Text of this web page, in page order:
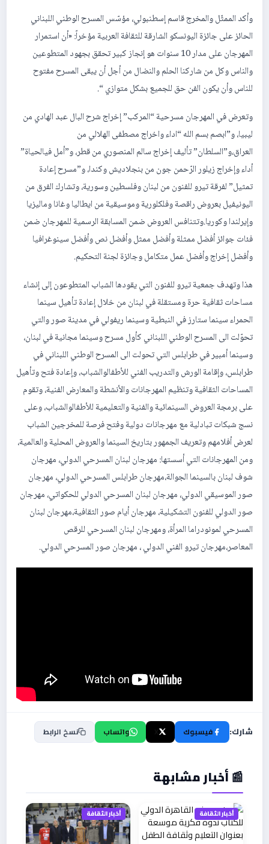
وأكد الممثّل والمخرج قاسم إسطنبولي، مؤسّس المسرح الوطني اللبناني
الحائز على جائزة اليونسكو الشارقة للثقافة العربية مؤخراً: «أن استمرار
المهرجان على مدار 10 سنوات هو إنجاز كبير تحقق بجهود المتطوعين
والناس وكل من شاركنا الحلم والنضال من أجل أن يبقى المسرح مفتوح
للناس وأن يكون الفن حق للجميع بشكل متوازي “.
وتعرض في المهرجان مسرحية “المركب” إخراج شرح البال عبد الهادي من
ليبيا، و”ابصم بسم الله “اداء واخراج مصطفى الهلالي من
العراق،و”السلطان” تأليف إخراج سالم المنصوري من قطر، و”أمل فيالحياة”
أداء وإخراج زيلور الرّحمن جون من بنجلاديش وكندا، و”مسرح إعادة
تمثيل” لفرقة تيرو للفنون من لبنان وفلسطين وسورية، وتشارك الفرق من
اليونيفيل بعروض راقصة وفلكلورية وموسيقية من ايطاليا وغانا وماليزيا
وإيرلندا وكوريا.وتتنافس العروض ضمن المسابقة الرسمية للمهرجان ضمن
فئات جوائز أفضل ممثلة وأفضل ممثل وأفضل نص وأفضل سينوغرافيا
وأفضل إخراج وأفضل عمل متكامل وجائزة لجنة التحكيم.
هذا وتهدف جمعية تيرو للفنون التي يقودها الشباب المتطوعون إلى إنشاء
مساحات ثقافية حرة ومستقلة في لبنان من خلال إعادة تأهيل سينما
الحمراء سينما ستارز في النبطية وسينما ريفولي في مدينة صور والتي
تحوّلت الى المسرح الوطني اللبناني كأول مسرح وسينما مجانية في لبنان،
وسينما أمبير في طرابلس التي تحولت الى المسرح الوطني اللبناني في
طرابلس، وإقامة الورش والتدريب الفني للأطفالوالشباب، وإعادة فتح وتأهيل
المساحات الثقافية وتنظيم المهرجانات والأنشطة والمعارض الفنية، وتقوم
على برمجة العروض السينمائية والفنية والتعليمية للأطفالوالشباب، وعلى
نسج شبكات تبادلية مع مهرجانات دولية وفتح فرصة للمخرجين الشباب
لعرض أفلامهم وتعريف الجمهور بتاريخ السينما والعروض المحلية والعالمية،
ومن المهرجانات التي أسستها: مهرجان لبنان المسرحي الدولي، مهرجان
شوف لبنان بالسينما الجوالة،مهرجان طرابلس المسرحي الدولي، مهرجان
صور الموسيقي الدولي، مهرجان لبنان المسرحي الدولي للحكواتي، مهرجان
صور الدولي للفنون التشكيلية، مهرجان أيام صور الثقافية،مهرجان لبنان
المسرحي لمونودراما المرأة، ومهرجان لبنان المسرحي للرقص
المعاصر،مهرجان تيرو الفني الدولي ، مهرجان صور المسرحي الدولي.
شارك: فيسبوك واتساب نسخ الرابط
📰 أخبار مشابهة
أخبار الثقافة أخبار الثقافة